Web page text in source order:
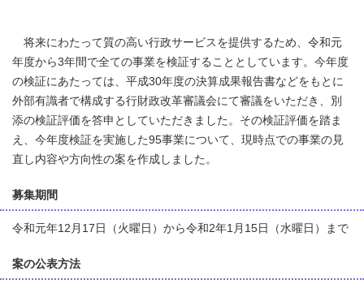
将来にわたって質の高い行政サービスを提供するため、令和元
年度から3年間で全ての事業を検証することとしています。今年度
の検証にあたっては、平成30年度の決算成果報告書などをもとに
外部有識者で構成する行財政改革審議会にて審議をいただき、別
添の検証評価を答申としていただきました。その検証評価を踏ま
え、今年度検証を実施した95事業について、現時点での事業の見
直し内容や方向性の案を作成しました。
募集期間
令和元年12月17日（火曜日）から令和2年1月15日（水曜日）まで
案の公表方法